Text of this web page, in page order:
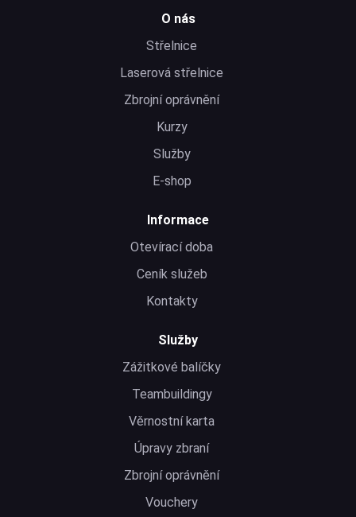
O nás
Střelnice
Laserová střelnice
Zbrojní oprávnění
Kurzy
Služby
E-shop
Informace
Otevírací doba
Ceník služeb
Kontakty
Služby
Zážitkové balíčky
Teambuildingy
Věrnostní karta
Úpravy zbraní
Zbrojní oprávnění
Vouchery